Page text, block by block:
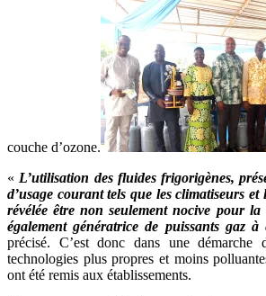
couche d’ozone.
« L’utilisation des fluides frigorigènes,
d’usage courant tels que les climatiseurs et
révélée être non seulement nocive pour la
également génératrice de puissants gaz à
précisé. C’est donc dans une démarche
technologies plus propres et moins
ont été remis aux établissements.